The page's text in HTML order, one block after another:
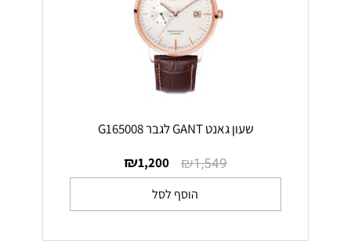
שעון גאנט GANT לגבר G165008
₪1,549
₪1,200
הוסף לסל